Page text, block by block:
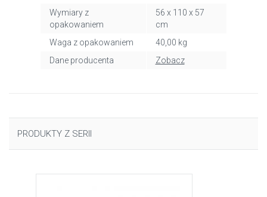
Wymiary z
opakowaniem
56 x 110 x 57
cm
Waga z opakowaniem
40,00 kg
Dane producenta
Zobacz
PRODUKTY Z SERII